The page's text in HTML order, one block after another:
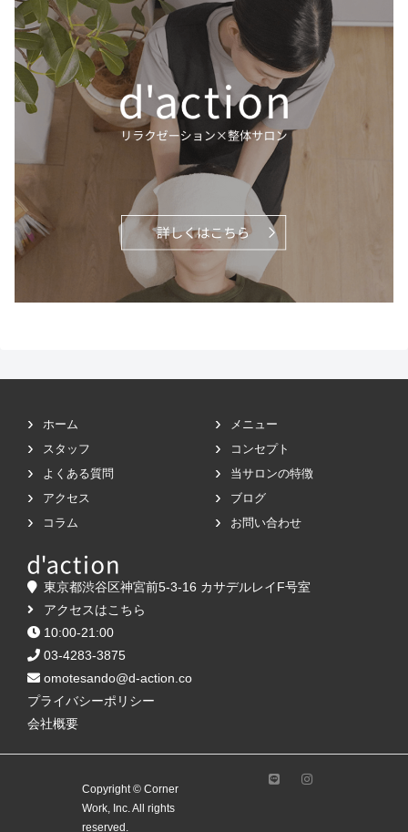
ホーム
メニュー
スタッフ
コンセプト
よくある質問
当サロンの特徴
アクセス
ブログ
コラム
お問い合わせ
東京都渋谷区神宮前5-3-16 カサデルレイF号室
アクセスはこちら
10:00-21:00
03-4283-3875
omotesando@d-action.co
プライバシーポリシー
会社概要
Copyright © Corner
Work, Inc. All rights
reserved.